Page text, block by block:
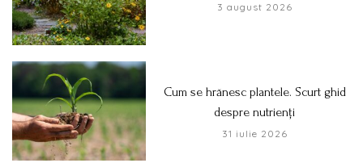
3 august 2026
Cum se hrănesc plantele. Scurt ghid
despre nutrienți
31 iulie 2026